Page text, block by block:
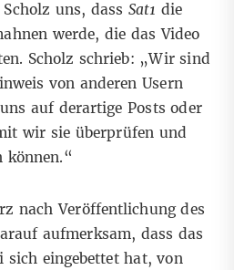
uns, dass Sat1 die
werde, die das Video
Scholz schrieb: „Wir sind
von anderen Usern
auf derartige Posts oder
wir sie überprüfen und
können.“
nach Veröffentlichung des
aufmerksam, dass das
sich eingebettet hat, von